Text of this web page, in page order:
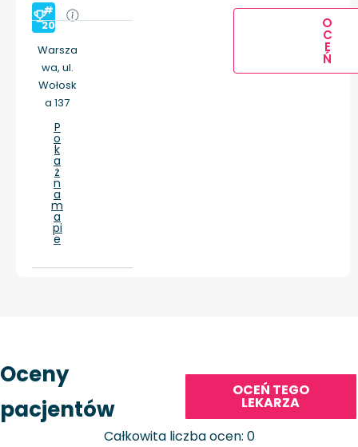
#
20
Warsza
wa, ul.
Wołosk
a 137
P
o
k
a
ż
n
a
m
a
pi
e
O
C
E
Ń
Oceny
pacjentów
OCEŃ TEGO
LEKARZA
Całkowita liczba ocen: 0